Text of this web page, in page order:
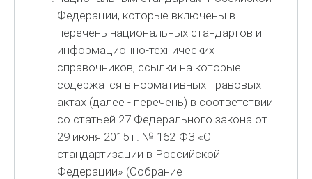
Федерации, которые включены в
перечень национальных стандартов и
информационно-технических
справочников, ссылки на которые
содержатся в нормативных правовых
актах (далее - перечень) в соответствии
со статьей 27 Федерального закона от
29 июня 2015 г. № 162-ФЗ «О
стандартизации в Российской
Федерации» (Собрание